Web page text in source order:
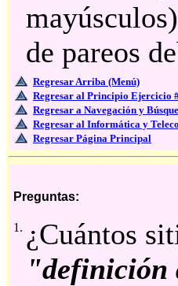
de pareos
Regresar Arriba (Menú)
Regresar al Principio Ejercicio
Regresar a Navegación y
Regresar al Informática y
Regresar Página Principal
Preguntas:
1. ¿Cuántos
"definición